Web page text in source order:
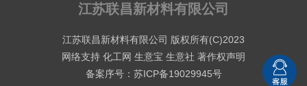
江苏联昌新材料有限公司
江苏联昌新材料有限公司 版权所有(C)2023
网络支持 化工网 生意宝 生意社 著作权声明
备案序号：苏ICP备19029945号